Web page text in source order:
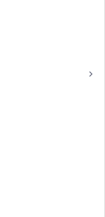
keyboard_arrow_right